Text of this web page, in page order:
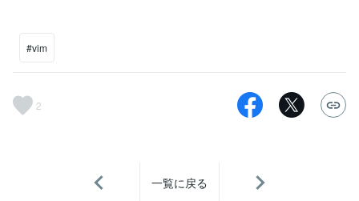
#vim
2
一覧に戻る